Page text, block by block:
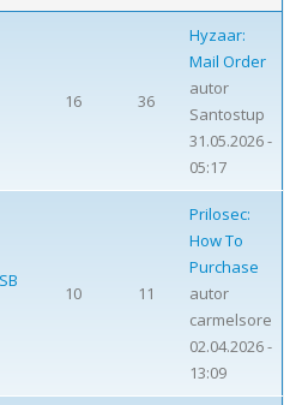
16 36
Hyzaar:
Mail Order
autor
Santostup
31.05.2026 -
05:17
10 11
Prilosec:
How To
Purchase
autor
carmelsore
02.04.2026 -
13:09